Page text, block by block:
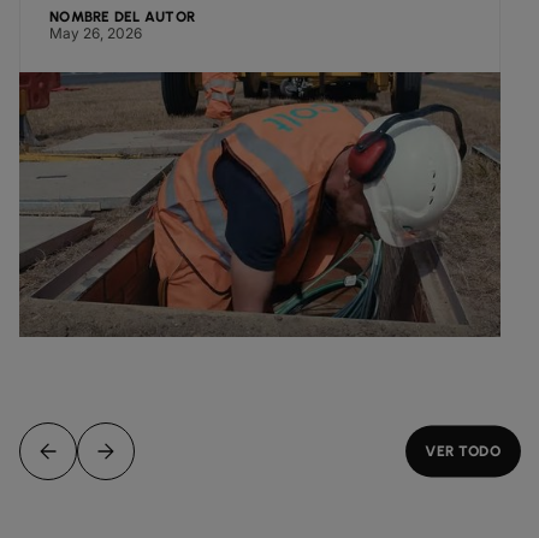
NOMBRE DEL AUTOR
May 26, 2026
VER TODO